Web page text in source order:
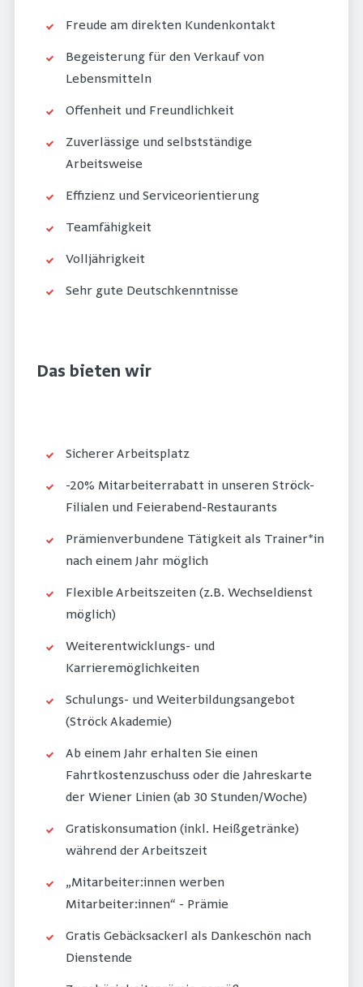
Freude am direkten Kundenkontakt
Begeisterung für den Verkauf von
Lebensmitteln
Offenheit und Freundlichkeit
Zuverlässige und selbstständige
Arbeitsweise
Effizienz und Serviceorientierung
Teamfähigkeit
Volljährigkeit
Sehr gute Deutschkenntnisse
Das bieten wir
Sicherer Arbeitsplatz
-20% Mitarbeiterrabatt in unseren Ströck-
Filialen und Feierabend-Restaurants
Prämienverbundene Tätigkeit als Trainer*in
nach einem Jahr möglich
Flexible Arbeitszeiten (z.B. Wechseldienst
möglich)
Weiterentwicklungs- und
Karrieremöglichkeiten
Schulungs- und Weiterbildungsangebot
(Ströck Akademie)
Ab einem Jahr erhalten Sie einen
Fahrtkostenzuschuss oder die Jahreskarte
der Wiener Linien (ab 30 Stunden/Woche)
Gratiskonsumation (inkl. Heißgetränke)
während der Arbeitszeit
„Mitarbeiter:innen werben
Mitarbeiter:innen“ - Prämie
Gratis Gebäcksackerl als Dankeschön nach
Dienstende